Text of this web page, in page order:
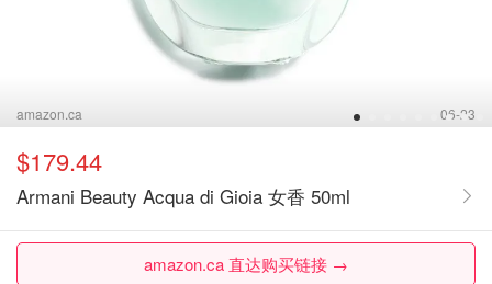
1 2 3 4 5 6 7 8 9
amazon.ca 06-23
$179.44
Armani Beauty Acqua di Gioia 女香 50ml
amazon.ca 直达购买链接 →